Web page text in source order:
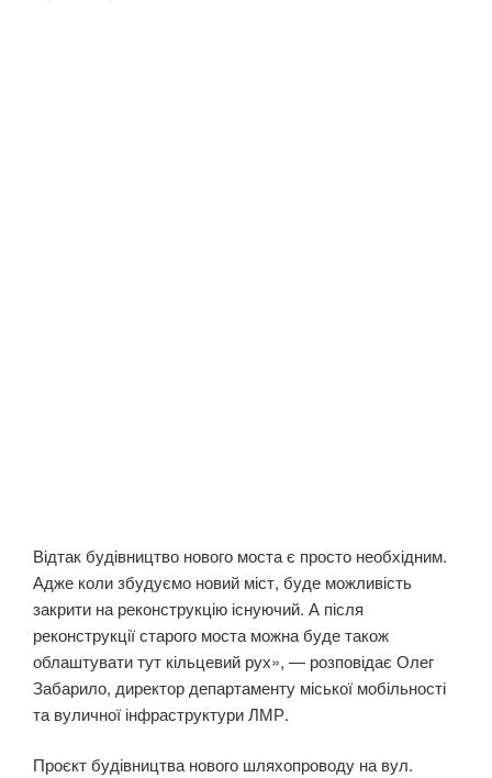
Відтак будівництво нового моста є просто необхідним.
Адже коли збудуємо новий міст, буде можливість
закрити на реконструкцію існуючий. А після
реконструкції старого моста можна буде також
облаштувати тут кільцевий рух», — розповідає Олег
Забарило, директор департаменту міської мобільності
та вуличної інфраструктури ЛМР.
Проєкт будівництва нового шляхопроводу на вул.